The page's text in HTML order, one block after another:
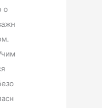
о